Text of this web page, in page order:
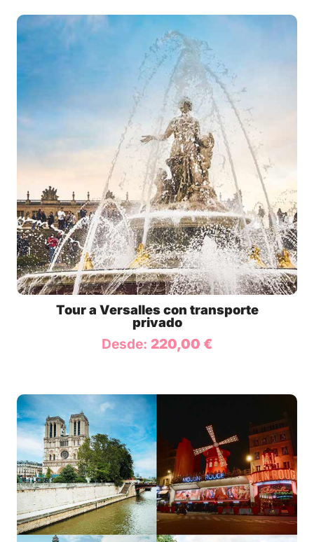
Tour a Versalles con transporte
privado
Desde: 220,00 €